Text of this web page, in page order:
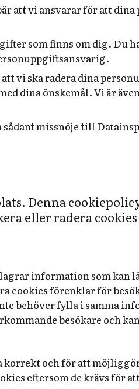
att vi ansvarar för att
som finns om dig. Du
vi ska radera dina
dina önskemål. Vi är
missnöje till
Denna
eller radera
information som kan
cookies förenklar för
fylla i samma
besökare och
och för att
eftersom de krävs för